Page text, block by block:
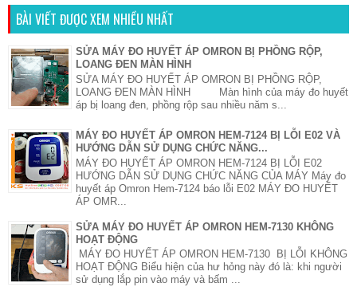
BÀI VIẾT ĐƯỢC XEM NHIỀU NHẤT
SỬA MÁY ĐO HUYẾT ÁP OMRON BỊ PHỒNG RỘP,
LOANG ĐEN MÀN HÌNH
SỬA MÁY ĐO HUYẾT ÁP OMRON BỊ PHỒNG RỘP,
LOANG ĐEN MÀN HÌNH Màn hình của máy đo huyết
áp bị loang đen, phồng rộp sau nhiều năm s...
MÁY ĐO HUYẾT ÁP OMRON HEM-7124 BỊ LỖI E02 VÀ
HƯỚNG DẪN SỬ DỤNG CHỨC NĂNG...
MÁY ĐO HUYẾT ÁP OMRON HEM-7124 BỊ LỖI E02
HƯỚNG DẪN SỬ DỤNG CHỨC NĂNG CỦA MÁY Máy đo
huyết áp Omron Hem-7124 báo lỗi E02 MÁY ĐO HUYẾT
ÁP OMR...
SỬA MÁY ĐO HUYẾT ÁP OMRON HEM-7130 KHÔNG
HOẠT ĐỘNG
MÁY ĐO HUYẾT ÁP OMRON HEM-7130 BỊ LỖI KHÔNG
HOẠT ĐỘNG Biểu hiện của hư hỏng này đó là: khi người
sử dụng lắp pin vào máy và bấm ...